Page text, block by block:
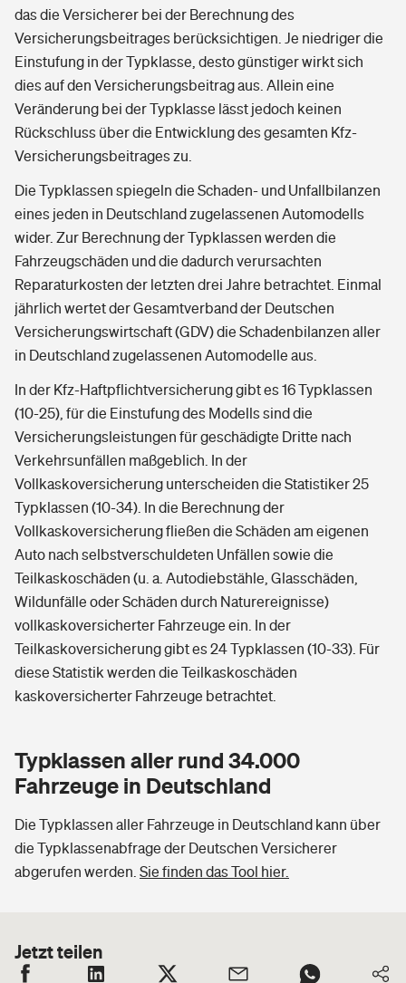
das die Versicherer bei der Berechnung des
Versicherungsbeitrages berücksichtigen. Je niedriger die
Einstufung in der Typklasse, desto günstiger wirkt sich
dies auf den Versicherungsbeitrag aus. Allein eine
Veränderung bei der Typklasse lässt jedoch keinen
Rückschluss über die Entwicklung des gesamten Kfz-
Versicherungsbeitrages zu.
Die Typklassen spiegeln die Schaden- und Unfallbilanzen
eines jeden in Deutschland zugelassenen Automodells
wider. Zur Berechnung der Typklassen werden die
Fahrzeugschäden und die dadurch verursachten
Reparaturkosten der letzten drei Jahre betrachtet. Einmal
jährlich wertet der Gesamtverband der Deutschen
Versicherungswirtschaft (GDV) die Schadenbilanzen aller
in Deutschland zugelassenen Automodelle aus.
In der Kfz-Haftpflichtversicherung gibt es 16 Typklassen
(10-25), für die Einstufung des Modells sind die
Versicherungsleistungen für geschädigte Dritte nach
Verkehrsunfällen maßgeblich. In der
Vollkaskoversicherung unterscheiden die Statistiker 25
Typklassen (10-34). In die Berechnung der
Vollkaskoversicherung fließen die Schäden am eigenen
Auto nach selbstverschuldeten Unfällen sowie die
Teilkaskoschäden (u. a. Autodiebstähle, Glasschäden,
Wildunfälle oder Schäden durch Naturereignisse)
vollkaskoversicherter Fahrzeuge ein. In der
Teilkaskoversicherung gibt es 24 Typklassen (10-33). Für
diese Statistik werden die Teilkaskoschäden
kaskoversicherter Fahrzeuge betrachtet.
Typklassen aller rund 34.000
Fahrzeuge in Deutschland
Die Typklassen aller Fahrzeuge in Deutschland kann über
die Typklassenabfrage der Deutschen Versicherer
abgerufen werden. Sie finden das Tool hier.
Jetzt teilen